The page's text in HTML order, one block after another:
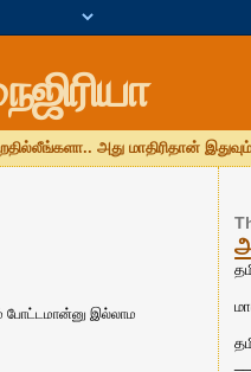
அது மாதிரிதான்
போட்டமான்னு இல்லாம